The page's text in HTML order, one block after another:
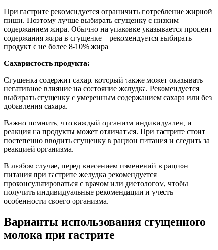
При гастрите рекомендуется ограничить потребление жирной
пищи. Поэтому лучше выбирать сгущенку с низким
содержанием жира. Обычно на упаковке указывается процент
содержания жира в сгущенке – рекомендуется выбирать
продукт с не более 8-10% жира.
Сахаристость продукта:
Сгущенка содержит сахар, который также может оказывать
негативное влияние на состояние желудка. Рекомендуется
выбирать сгущенку с умеренным содержанием сахара или без
добавления сахара.
Важно помнить, что каждый организм индивидуален, и
реакция на продукты может отличаться. При гастрите стоит
постепенно вводить сгущенку в рацион питания и следить за
реакцией организма.
В любом случае, перед внесением изменений в рацион
питания при гастрите желудка рекомендуется
проконсультироваться с врачом или диетологом, чтобы
получить индивидуальные рекомендации и учесть
особенности своего организма.
Варианты использования сгущенного
молока при гастрите